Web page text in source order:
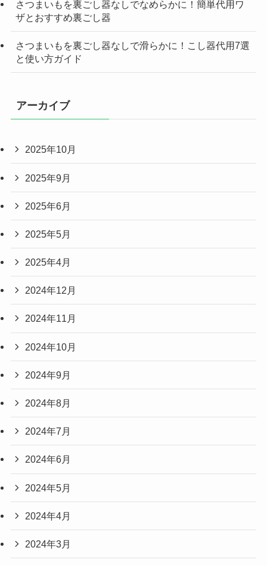
さつまいもを裏ごし器なしでなめらかに！簡単代用ワ
ザとおすすめ裏ごし器
さつまいもを裏ごし器なしで滑らかに！こし器代用7選
と使い方ガイド
アーカイブ
2025年10月
2025年9月
2025年6月
2025年5月
2025年4月
2024年12月
2024年11月
2024年10月
2024年9月
2024年8月
2024年7月
2024年6月
2024年5月
2024年4月
2024年3月